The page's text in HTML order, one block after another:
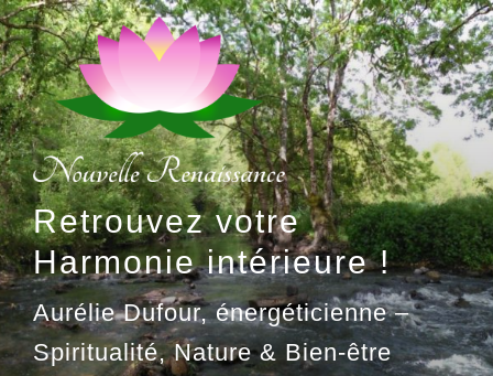
Aller
au
contenu
principal
Retrouvez votre
Harmonie intérieure !
Aurélie Dufour, énergéticienne –
Spiritualité, Nature & Bien-être